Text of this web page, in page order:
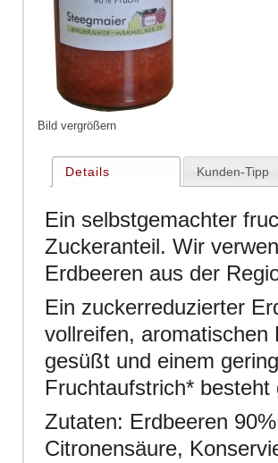
Bild vergrößern
Details Kunden-Tipp
Ein selbstgemachter
Zuckeranteil. Wir
Erdbeeren aus der
Ein zuckerreduzierter
vollreifen,
gesüßt und einem
Fruchtaufstrich*
Zutaten: Erdbeeren
Citronensäure,